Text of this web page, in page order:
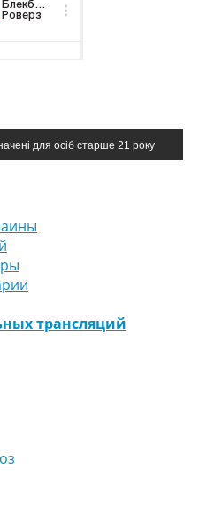
для осіб старше 21 року
трансляций